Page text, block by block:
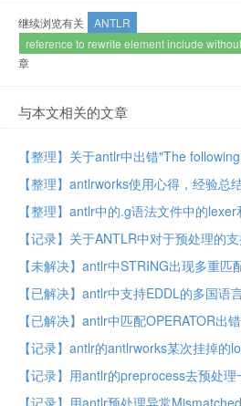
继续浏览有关
ANTLR
reference to rewrite element include
章
与本文相关的文章
【整理】antlrworks使用心得，经验总
【记录】antlr的antlrworks某次挂掉的